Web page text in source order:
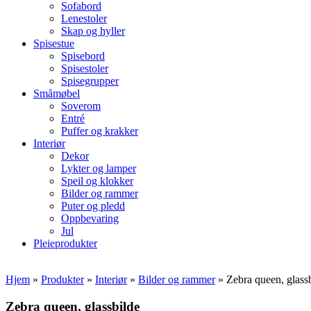
Sofabord
Lenestoler
Skap og hyller
Spisestue
Spisebord
Spisestoler
Spisegrupper
Småmøbel
Soverom
Entré
Puffer og krakker
Interiør
Dekor
Lykter og lamper
Speil og klokker
Bilder og rammer
Puter og pledd
Oppbevaring
Jul
Pleieprodukter
Hjem » Produkter» Interiør» Bilder og rammer» Zebra queen,
Zebra queen, glassbilde